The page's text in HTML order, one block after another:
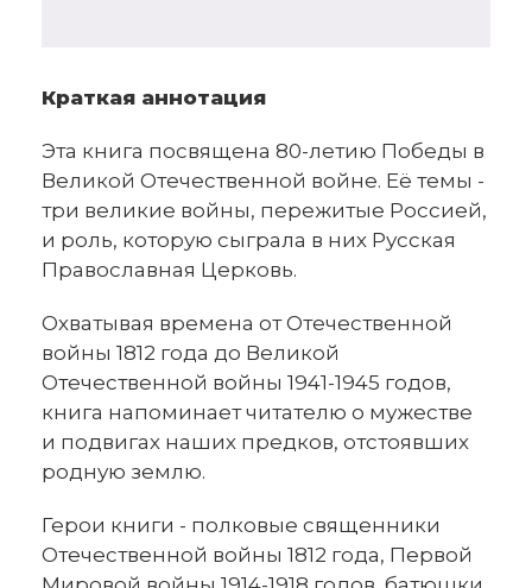
Краткая аннотация
Эта книга посвящена 80-летию Победы в
Великой Отечественной войне. Её темы -
три великие войны, пережитые Россией,
и роль, которую сыграла в них Русская
Православная Церковь.
Охватывая времена от Отечественной
войны 1812 года до Великой
Отечественной войны 1941-1945 годов,
книга напоминает читателю о мужестве
и подвигах наших предков, отстоявших
родную землю.
Герои книги - полковые священники
Отечественной войны 1812 года, Первой